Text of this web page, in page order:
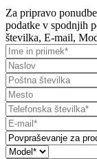
Za pripravo
podatke v spodnjih
številka, E-mail,